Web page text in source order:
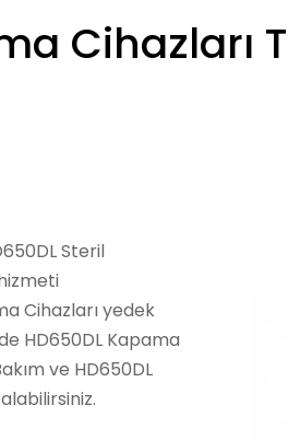
Cihazları
Steril
Cihazları yedek
HD650DL Kapama
ve HD650DL